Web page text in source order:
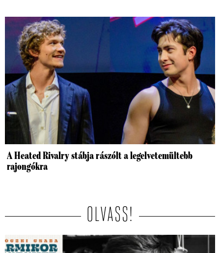
A Heated Rivalry stábja rászólt a legelvetemültebb
rajongókra
OLVASS!